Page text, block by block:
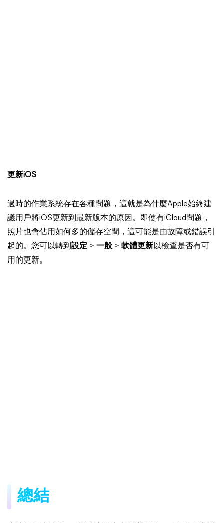
更新iOS
過時的作業系統存在各種問題，這就是為什麼Apple始終建
議用戶將iOS更新到最新版本的原因。即使有iCloud問題，
照片也會佔用如何多的儲存空間，這可能是由故障或錯誤引
起的。您可以轉到 設定 > 一般 > 軟體更新以檢查是否有可
用的更新。
總結